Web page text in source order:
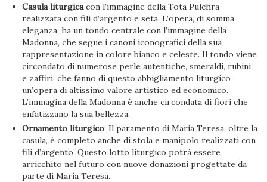
Casula liturgicacon l’immagine della Tota Pulchra
realizzata con fili d’argento e seta. L’opera, di somma
eleganza, ha un tondo centrale con l’immagine della
Madonna, che segue i canoni iconografici della sua
rappresentazione in colore bianco e celeste. Il tondo viene
circondato di numerose perle autentiche, smeraldi, rubini
e zaffiri, che fanno di questo abbigliamento liturgico
un’opera di altissimo valore artistico ed economico.
L’immagina della Madonna è anche circondata di fiori che
enfatizzano la sua bellezza.
Ornamento liturgico: Il paramento di Maria Teresa, oltre la
casula, è completo anche di stola e manipolo realizzati con
fili d’argento. Questo lotto liturgico potrà essere
arricchito nel futuro con nuove donazioni progettate da
parte di María Teresa.